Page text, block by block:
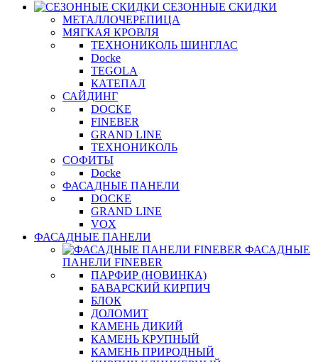
СЕЗОННЫЕ СКИДКИ
МЕТАЛЛОЧЕРЕПИЦА
МЯГКАЯ КРОВЛЯ
ТЕХНОНИКОЛЬ ШИНГЛАС
Docke
TEGOLA
КАТЕПАЛ
САЙДИНГ
DOCKE
FINEBER
GRAND LINE
ТЕХНОНИКОЛЬ
СОФИТЫ
Docke
ФАСАДНЫЕ ПАНЕЛИ
DOCKE
GRAND LINE
VOX
ФАСАДНЫЕ ПАНЕЛИ
ФАСАДНЫЕ
ПАНЕЛИ FINEBER
ПАРФИР (НОВИНКА)
БАВАРСКИЙ КИРПИЧ
БЛОК
ДОЛОМИТ
КАМЕНЬ ДИКИЙ
КАМЕНЬ КРУПНЫЙ
КАМЕНЬ ПРИРОДНЫЙ